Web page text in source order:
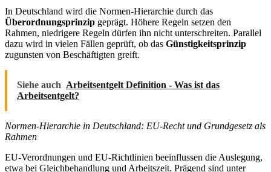
In Deutschland wird die Normen-Hierarchie durch das
Überordnungsprinzip geprägt. Höhere Regeln setzen den
Rahmen, niedrigere Regeln dürfen ihn nicht unterschreiten. Parallel
dazu wird in vielen Fällen geprüft, ob das Günstigkeitsprinzip
zugunsten von Beschäftigten greift.
Siehe auch Arbeitsentgelt Definition - Was ist das
Arbeitsentgelt?
Normen-Hierarchie in Deutschland: EU-Recht und Grundgesetz als
Rahmen
EU-Verordnungen und EU-Richtlinien beeinflussen die Auslegung,
etwa bei Gleichbehandlung und Arbeitszeit. Prägend sind unter